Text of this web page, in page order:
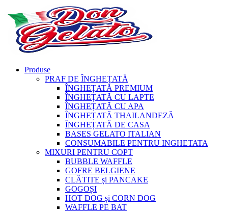
Produse
PRAF DE ÎNGHEȚATĂ
ÎNGHEȚATĂ PREMIUM
ÎNGHEȚATĂ CU LAPTE
ÎNGHEȚATĂ CU APA
ÎNGHEȚATĂ THAILANDEZĂ
ÎNGHEȚATĂ DE CASA
BASES GELATO ITALIAN
CONSUMABILE PENTRU INGHETATA
MIXURI PENTRU COPT
BUBBLE WAFFLE
GOFRE BELGIENE
CLĂTITE și PANCAKE
GOGOȘI
HOT DOG și CORN DOG
WAFFLE PE BAT